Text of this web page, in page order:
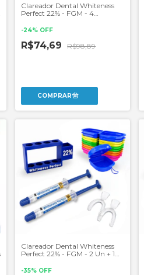
Clareador Dental Whiteness
Perfect 22% - FGM - 4
-24% OFF
R$74,69 R$98,89
Clareador Dental Whiteness
Perfect 22% - FGM - 2 Un + 1
-35% OFF